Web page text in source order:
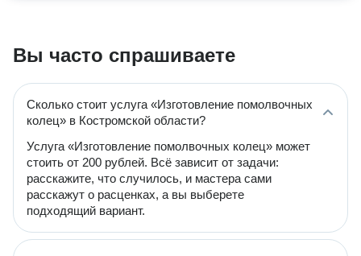
Вы часто спрашиваете
Сколько стоит услуга «Изготовление помолвочных
колец» в Костромской области?
Услуга «Изготовление помолвочных колец» может
стоить от 200 рублей. Всё зависит от задачи:
расскажите, что случилось, и мастера сами
расскажут о расценках, а вы выберете
подходящий вариант.